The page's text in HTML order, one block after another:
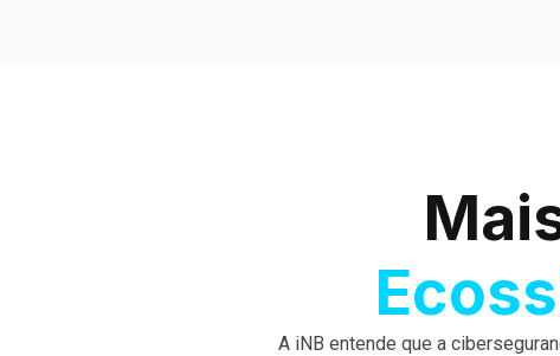
A iNB entende que a